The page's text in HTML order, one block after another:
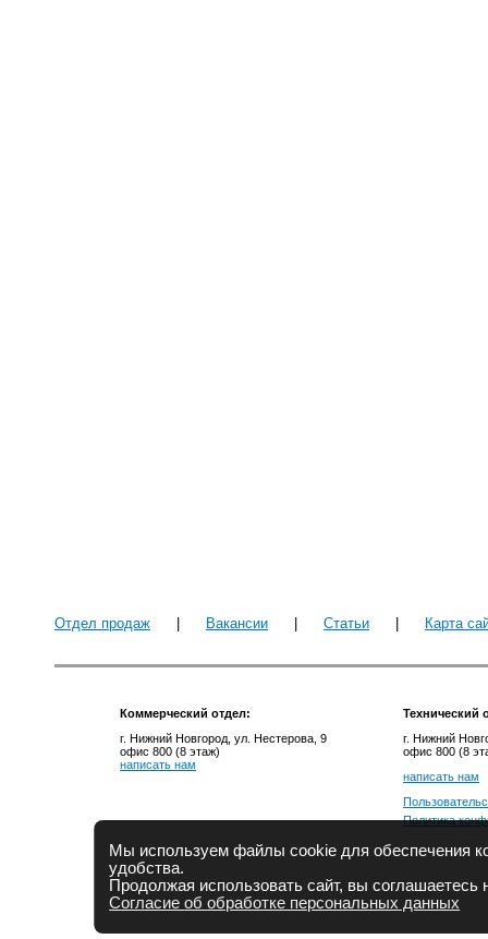
Отдел продаж Вакансии Статьи Карта
Коммерческий отдел:
г. Нижний Новгород, ул. Нестерова, 9
офис 800 (8 этаж)
написать нам
Технический
г. Нижний
офис 800 (8
написать нам
Политика
Мы используем файлы cookie для обеспечения
удобства.
Продолжая использовать сайт, вы
Согласие об обработке персональных данных